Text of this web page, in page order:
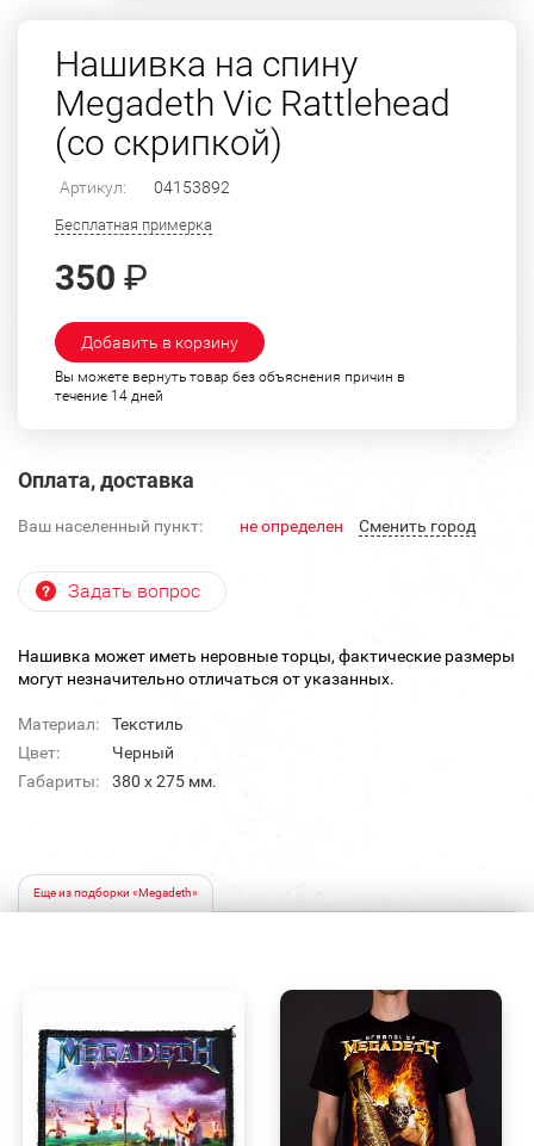
Нашивка на спину
Megadeth Vic Rattlehead
(со скрипкой)
Артикул: 04153892
Бесплатная примерка
350 ₽
Добавить в корзину
Вы можете вернуть товар без объяснения причин в
течение 14 дней
Оплата, доставка
Ваш населенный пункт: не определен Cменить город
Задать вопрос
Нашивка может иметь неровные торцы, фактические размеры
могут незначительно отличаться от указанных.
Материал:
Текстиль
Цвет:
Черный
Габариты:
380 х 275 мм.
Еще из подборки «Megadeth»